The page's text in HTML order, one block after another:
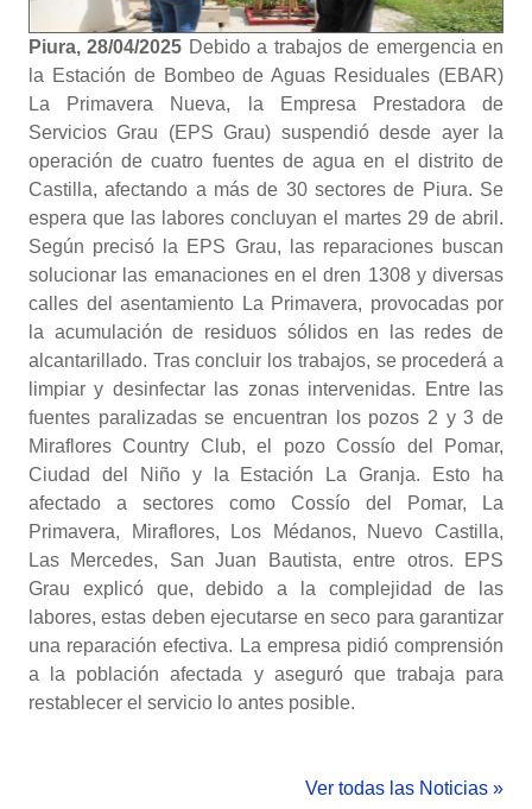
Piura, 28/04/2025 Debido a trabajos de emergencia en
la Estación de Bombeo de Aguas Residuales (EBAR)
La Primavera Nueva, la Empresa Prestadora de
Servicios Grau (EPS Grau) suspendió desde ayer la
operación de cuatro fuentes de agua en el distrito de
Castilla, afectando a más de 30 sectores de Piura. Se
espera que las labores concluyan el martes 29 de abril.
Según precisó la EPS Grau, las reparaciones buscan
solucionar las emanaciones en el dren 1308 y diversas
calles del asentamiento La Primavera, provocadas por
la acumulación de residuos sólidos en las redes de
alcantarillado. Tras concluir los trabajos, se procederá a
limpiar y desinfectar las zonas intervenidas. Entre las
fuentes paralizadas se encuentran los pozos 2 y 3 de
Miraflores Country Club, el pozo Cossío del Pomar,
Ciudad del Niño y la Estación La Granja. Esto ha
afectado a sectores como Cossío del Pomar, La
Primavera, Miraflores, Los Médanos, Nuevo Castilla,
Las Mercedes, San Juan Bautista, entre otros. EPS
Grau explicó que, debido a la complejidad de las
labores, estas deben ejecutarse en seco para garantizar
una reparación efectiva. La empresa pidió comprensión
a la población afectada y aseguró que trabaja para
restablecer el servicio lo antes posible.
Ver todas las Noticias »